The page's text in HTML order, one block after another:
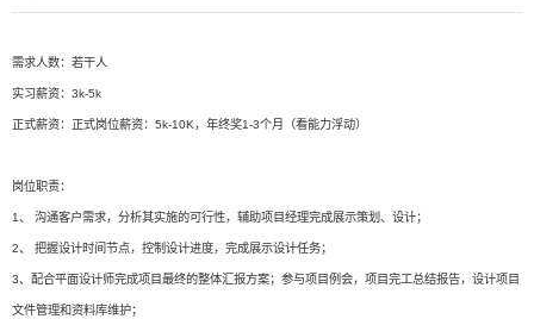
需求人数：若干人
实习薪资：3k-5k
正式薪资：正式岗位薪资：5k-10K，年终奖1-3个月（看能力浮动）
岗位职责：
1、 沟通客户需求，分析其实施的可行性，辅助项目经理完成展示策划、设计；
2、 把握设计时间节点，控制设计进度，完成展示设计任务；
3、配合平面设计师完成项目最终的整体汇报方案；参与项目例会，项目完工总结报告，设计项目
文件管理和资料库维护；